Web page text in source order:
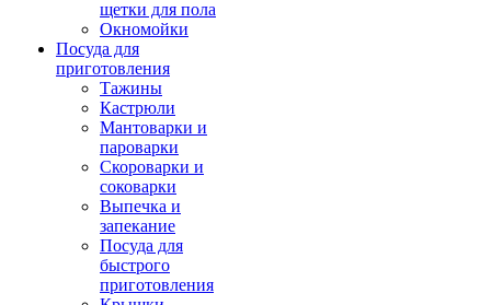
щетки для пола
Окномойки
Посуда для
приготовления
Тажины
Кастрюли
Мантоварки и
пароварки
Скороварки и
соковарки
Выпечка и
запекание
Посуда для
быстрого
приготовления